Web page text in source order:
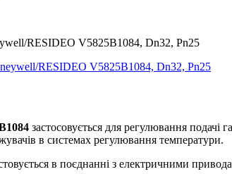
RESIDEO V5825B1084, Dn32, Pn25
застосовується для регулювання
в системах регулювання температури.
в поєднанні з електричними